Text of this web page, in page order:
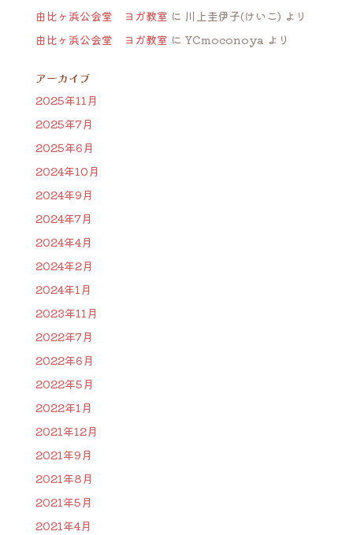
由比ヶ浜公会堂 ヨガ教室 に 川上圭伊子(けいこ) より
由比ヶ浜公会堂 ヨガ教室 に YCmoconoya より
アーカイブ
2025年11月
2025年7月
2025年6月
2024年10月
2024年9月
2024年7月
2024年4月
2024年2月
2024年1月
2023年11月
2022年7月
2022年6月
2022年5月
2022年1月
2021年12月
2021年9月
2021年8月
2021年5月
2021年4月